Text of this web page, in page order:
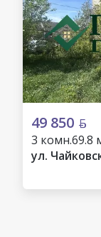
49 850
3 комн.69.8
ул.